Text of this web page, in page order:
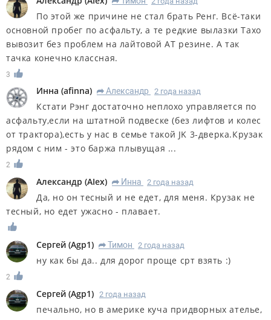
По этой же причине не стал брать Ренг. Всё-таки
основной пробег по асфальту, а те редкие вылазки Тахо
вывозит без проблем на лайтовой АТ резине. А так
тачка конечно классная.
3
Инна (afinna) R Александр 2 года назад
Кстати Рэнг достаточно неплохо управляется по
асфальту,если на штатной подвеске (без лифтов и колес
от трактора),есть у нас в семье такой JK 3-дверка.Крузак
рядом с ним - это баржа плывущая ...
2
Александр (AIex) R Инна 2 года назад
Да, но он тесный и не едет, для меня. Крузак не
тесный, но едет ужасно - плавает.
Сергей (Agp1) R Тимон 2 года назад
ну как бы да.. для дорог проще срт взять :)
2
Сергей (Agp1) 2 года назад
печально, но в америке куча придворных ателье,